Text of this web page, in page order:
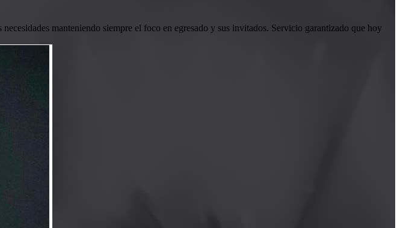
manteniendo siempre el foco en egresado y sus invitados. Servicio garantizado que hoy